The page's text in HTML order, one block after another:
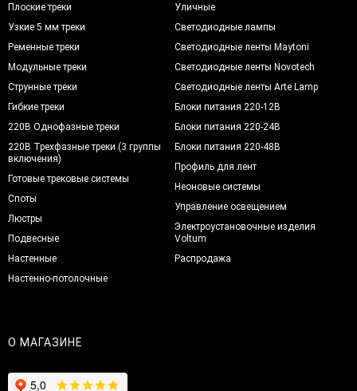
Плоские треки
Узкие 5 мм треки
Ременные треки
Модульные треки
Струнные треки
Гибкие треки
220В Однофазные треки
220В Трехфазные треки (3 группы
включения)
Готовые трековые системы
Споты
Люстры
Подвесные
Настенные
Настенно-потолочные
Уличные
Светодиодные лампы
Светодиодные ленты Maytoni
Светодиодные ленты Novotech
Светодиодные ленты Arte Lamp
Блоки питания 220-12В
Блоки питания 220-24В
Блоки питания 220-48В
Профиль для лент
Неоновые системы
Управление освещением
Электроустановочные изделия
Voltum
Распродажа
О МАГАЗИНЕ